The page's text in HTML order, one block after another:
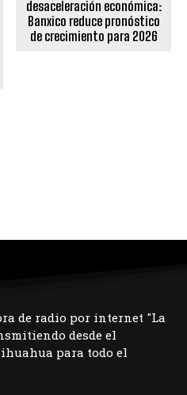
desaceleración económica:
Banxico reduce pronóstico
de crecimiento para 2026
de radio por internet "La
desde el
para todo el